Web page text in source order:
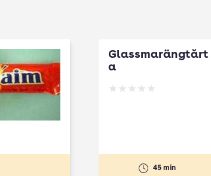
Glassmarängtårt
a
Betyg: 0 av 5
45 min